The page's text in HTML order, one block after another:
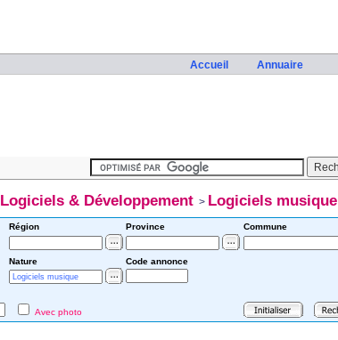
Accueil Annuaire
Logiciels & Développement> Logiciels musique
Région Province Commune
Nature Code annonce
Avec photo